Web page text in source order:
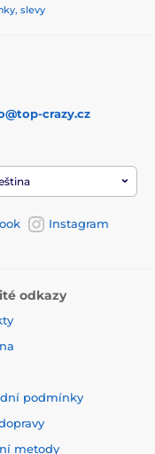
slevy
crazy.cz
Instagram
odkazy
podmínky
metody